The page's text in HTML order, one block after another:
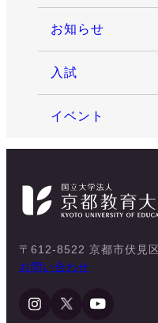
お知らせ
入試
イベント
〒612-8522 京都市伏見
お問い合わせ